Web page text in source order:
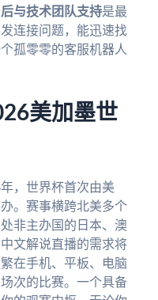
与技术团队支持是最
连接问题，能迅速找
孤零零的客服机器人
美加墨世
，世界杯首次由美
。赛事横跨北美多个
非主办国的日本、澳
文解说直播的需求将
在手机、平板、电脑
次的比赛。一个具备